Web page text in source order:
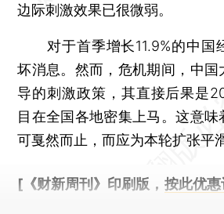
边际刺激效果已很微弱。
对于首季增长11.9%的中国
坏消息。然而，危机期间，中国
导的刺激政策，其直接后果是
目在全国各地密集上马。这意
可戛然而止，而应为本轮扩张平
[《财新周刊》印刷版， 按此优惠